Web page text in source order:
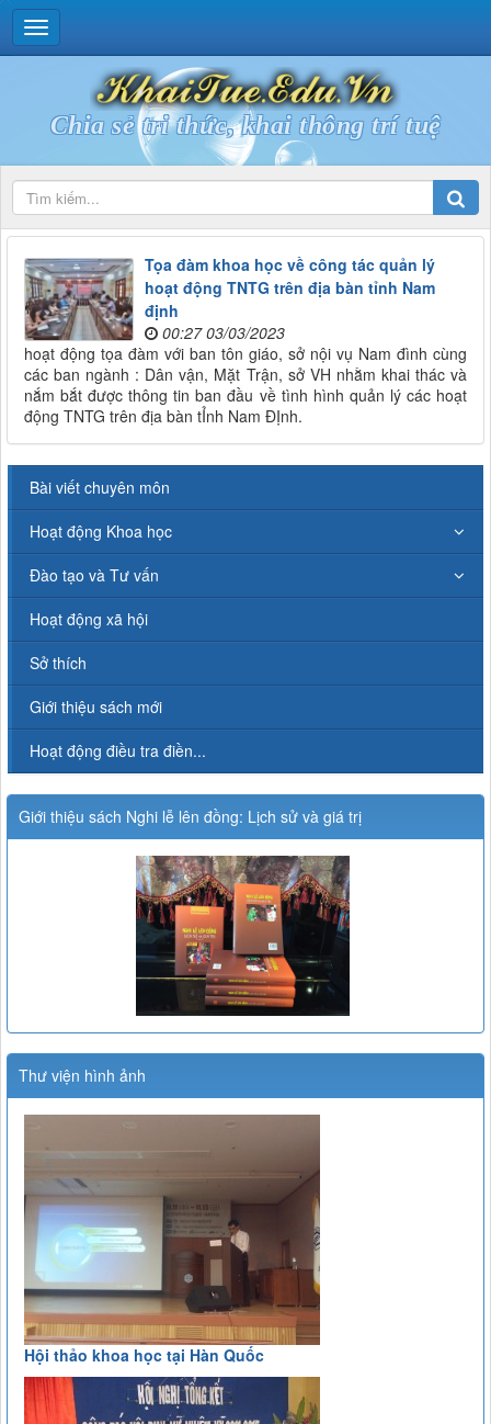
Chia sẻ tri thức, khai thông trí tuệ
Tọa đàm khoa học về công tác quản lý
hoạt động TNTG trên địa bàn tỉnh Nam
định
00:27 03/03/2023
hoạt động tọa đàm với ban tôn giáo, sở nội vụ Nam đình cùng
các ban ngành : Dân vận, Mặt Trận, sở VH nhằm khai thác và
nắm bắt được thông tin ban đầu về tình hình quản lý các hoạt
động TNTG trên địa bàn tỈnh Nam ĐỊnh.
Bài viết chuyên môn
Hoạt động Khoa học
Đào tạo và Tư vấn
Hoạt động xã hội
Sở thích
Giới thiệu sách mới
Hoạt động điều tra điền...
Giới thiệu sách Nghi lễ lên đồng: Lịch sử và giá trị
Thư viện hình ảnh
Hội thảo khoa học tại Hàn Quốc